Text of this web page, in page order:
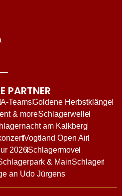
PARTNER
A-TeamsGoldene Herbstklänge
& moreSchlagerwelle
am Kalkberg
Vogtland Open Air
2026Schlagermove
& MainSchlager
an Udo Jürgens